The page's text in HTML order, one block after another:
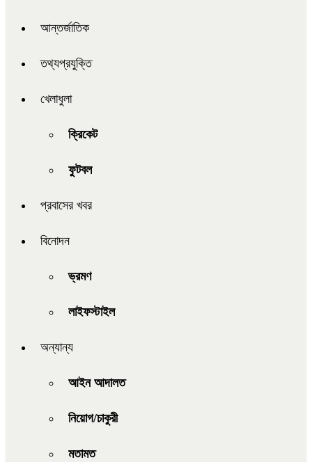
আন্তর্জাতিক
তথ্যপ্রযুক্তি
খেলাধুলা
ক্রিকেট
ফুটবল
প্রবাসের খবর
বিনোদন
ভ্রমণ
লাইফস্টাইল
অন্যান্য
আইন আদালত
নিয়োগ/চাকুরী
মতামত